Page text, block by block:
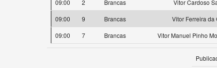
09:00
2 Brancas
Vitor Cardoso
09:00
9 Brancas
Vitor Ferreira da
09:00
7 Brancas Vitor Manuel Pinho